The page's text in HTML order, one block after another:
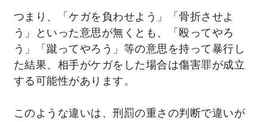
つまり、「ケガを負わせよう」「骨折させよ
う」といった意思が無くとも、「殴ってやろ
う」「蹴ってやろう」等の意思を持って暴行し
た結果、相手がケガをした場合は傷害罪が成立
する可能性があります。
このような違いは、刑罰の重さの判断で違いが